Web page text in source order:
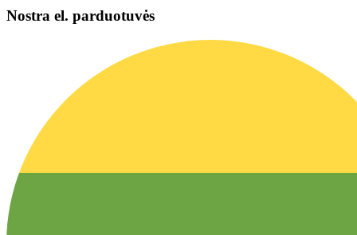
Nostra el. parduotuvės